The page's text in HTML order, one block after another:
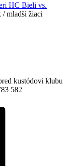
HC Bieli vs.
/ mladší žiaci
kustódovi klubu
582